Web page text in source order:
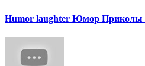
Humor laughter Юмор Приколы